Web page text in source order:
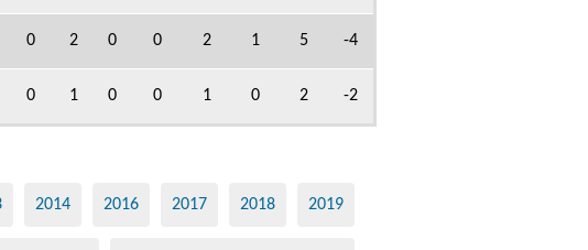
0 2 0 0 2 1 5 -4
0 1 0 0 1 0 2 -2
2014 2016 2017 2018 2019